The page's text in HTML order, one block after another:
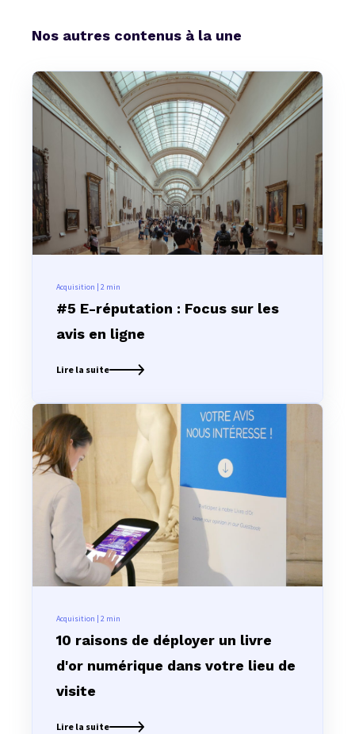
Nos autres contenus à la une
Acquisition | 2 min
#5 E-réputation : Focus sur les
avis en ligne
Lire la suite
Acquisition | 2 min
10 raisons de déployer un livre
d'or numérique dans votre lieu de
visite
Lire la suite